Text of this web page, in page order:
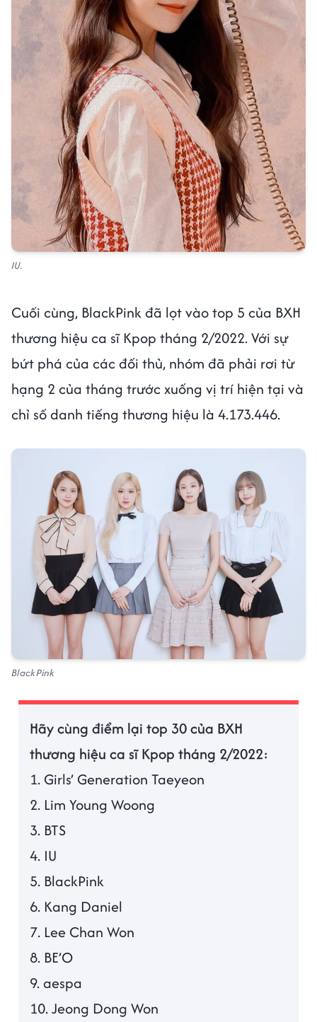
IU.
Cuối cùng, BlackPink đã lọt vào top 5 của BXH
thương hiệu ca sĩ Kpop tháng 2/2022. Với sự
bứt phá của các đối thủ, nhóm đã phải rơi từ
hạng 2 của tháng trước xuống vị trí hiện tại và
chỉ số danh tiếng thương hiệu là 4.173.446.
BlackPink
Hãy cùng điểm lại top 30 của BXH
thương hiệu ca sĩ Kpop tháng 2/2022:
1. Girls’ Generation Taeyeon
2. Lim Young Woong
3. BTS
4. IU
5. BlackPink
6. Kang Daniel
7. Lee Chan Won
8. BE’O
9. aespa
10. Jeong Dong Won